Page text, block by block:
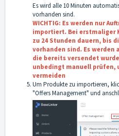
Es wird alle 10 Minuten
vorhanden sind.
WICHTIG: Es werden nur
importiert. Bei erstmaliger
zu 24 Stunden dauern, bis
vorhanden sind. Es
die bereits versendet
unbedingt manuell prüfen,
vermeiden
Um Produkte zu importieren,
"Offers Management" und